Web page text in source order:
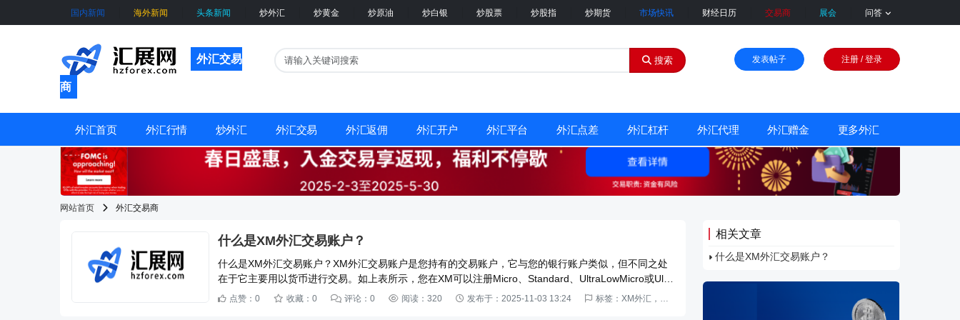
国内新闻 海外新闻 头条新闻 炒外汇 炒黄金 炒原油 炒白银 炒股票 炒股指 炒期货 市场快讯 财经日历 交易商 展会 问答
外汇交易
商
搜索 发表帖子 注册 / 登录
外汇首页 外汇行情 炒外汇 外汇交易 外汇返佣 外汇开户 外汇平台 外汇点差 外汇杠杆 外汇代理 外汇赠金 更多外汇
网站首页 外汇交易商
什么是XM外汇交易账户？
什么是XM外汇交易账户？XM外汇交易账户是您持有的交易账户，它与您的银行账户类似，但不同之处
在于它主要用以货币进行交易。如上表所示，您在XM可以注册Micro、Standard、UltraLowMicro或Ultr
aLowStandard的外汇交易账户。请注意，所有XM平台皆可进行外汇（或货币）交易。总之，您可以使
点赞：0 收藏：0 评论：0 阅读：320 发布于：2025-11-03 13:24
标签：XM外汇，交
相关文章
什么是XM外汇交易账户？